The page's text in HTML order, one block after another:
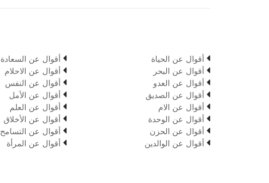
 أقوال عن الحياة
 أقوال عن البحر
 أقوال عن العدو
 أقوال عن الصديق
 أقوال عن الام
 أقوال عن الوحدة
 أقوال عن الحزن
 أقوال عن الوالدين
 أقوال عن السعادة
 أقوال عن الاحلام
 أقوال عن النفس
 أقوال عن الأمل
 أقوال عن العلم
 أقوال عن الأخلاق
 أقوال عن التسامح
 أقوال عن المرأة